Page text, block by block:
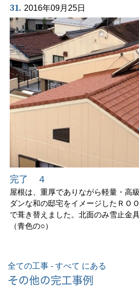
31. 2016年09月25日
完了 ４
屋根は、重厚でありながら軽量・高
ダンな和の邸宅をイメージしたＲＯ
で葺き替えました。北面のみ雪止金
（青色の○）
全ての工事 - すべて にある
その他の完工事例